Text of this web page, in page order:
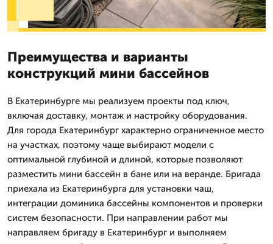
Преимущества и варианты
конструкций мини бассейнов
В Екатеринбурге мы реализуем проекты под ключ,
включая доставку, монтаж и настройку оборудования.
Для города Екатеринбург характерно ограниченное место
на участках, поэтому чаще выбирают модели с
оптимальной глубиной и длиной, которые позволяют
разместить мини бассейн в бане или на веранде. Бригада
приехала из Екатеринбурга для установки чаш,
интеграции доминика бассейны компонентов и проверки
систем безопасности. При направлении работ мы
направляем бригаду в Екатеринбург и выполняем